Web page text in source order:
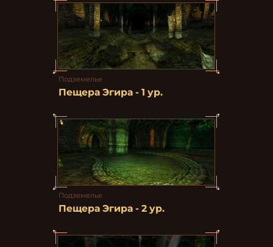
Подземелье
Пещера Эгира - 1 ур.
Подземелье
Пещера Эгира - 2 ур.